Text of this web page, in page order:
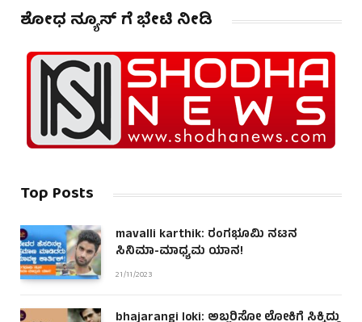
ಶೋಧ ನ್ಯೂಸ್ ಗೆ ಭೇಟಿ ನೀಡಿ
Top Posts
mavalli karthik: ರಂಗಭೂಮಿ ನಟನ
ಸಿನಿಮಾ-ಮಾಧ್ಯಮ ಯಾನ!
21/11/2023